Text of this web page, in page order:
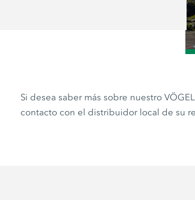
/
Si desea saber más sobre nuestro
contacto con el distribuidor local de su